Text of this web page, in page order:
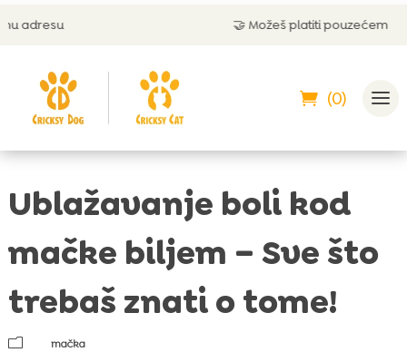
🤝 Možeš platiti pouzećem
(0)
Ublažavanje boli kod
mačke biljem – Sve što
trebaš znati o tome!
m
mačka